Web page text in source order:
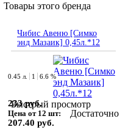
Товары этого бренда
Чибис Авеню [Симко
энд Мазаик] 0,45л.*12
Быстрый просмотр
0.45 л. 1 6.6 %
233 руб.
Цена от 12 шт:
207.40 руб.
Достаточно